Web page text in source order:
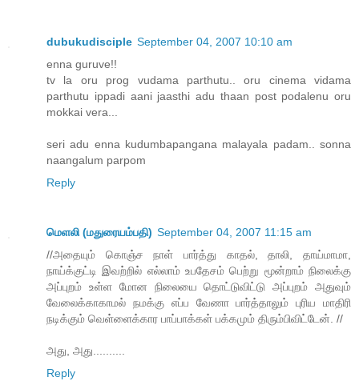
dubukudisciple September 04, 2007 10:10 am
enna guruve!!
tv la oru prog vudama parthutu.. oru cinema vidama
parthutu ippadi aani jaasthi adu thaan post podalenu oru
mokkai vera...
seri adu enna kudumbapangana malayala padam.. sonna
naangalum parpom
Reply
மெளலி (மதுரையம்பதி) September 04, 2007 11:15 am
//அதையும் கொஞ்ச நாள் பார்த்து காதல், தாலி, தாய்மாமா,
நாய்க்குட்டி இவற்றில் எல்லாம் உபதேசம் பெற்று மூன்றாம் நிலைக்கு
அப்புறம் உள்ள மோன நிலையை தொட்டுவிட்டு அப்புறம் அதுவும்
வேலைக்காகாமல் நமக்கு எப்ப வேணா பார்த்தாலும் புரிய மாதிரி
நடிக்கும் வெள்ளைக்கார பாப்பாக்கள் பக்கமும் திரும்பிவிட்டேன். //
அது, அது..........
Reply